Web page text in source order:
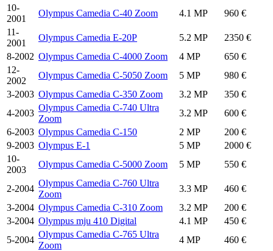
10-
2001
Olympus Camedia C-40 Zoom 4.1 MP
960 €
11-
2001
Olympus Camedia E-20P 5.2 MP
2350 €
8-2002 Olympus Camedia C-4000 Zoom 4 MP
650 €
12-
2002
Olympus Camedia C-5050 Zoom 5 MP
980 €
3-2003 Olympus Camedia C-350 Zoom 3.2 MP
350 €
4-2003
Olympus Camedia C-740 Ultra
Zoom
3.2 MP
600 €
6-2003 Olympus Camedia C-150 2 MP
200 €
9-2003 Olympus E-1 5 MP
2000 €
10-
2003
Olympus Camedia C-5000 Zoom 5 MP 550 €
2-2004
Olympus Camedia C-760 Ultra
Zoom
3.3 MP
460 €
3-2004 Olympus Camedia C-310 Zoom 3.2 MP
200 €
3-2004 Olympus mju 410 Digital 4.1 MP
450 €
5-2004
Olympus Camedia C-765 Ultra
Zoom
4 MP 460 €